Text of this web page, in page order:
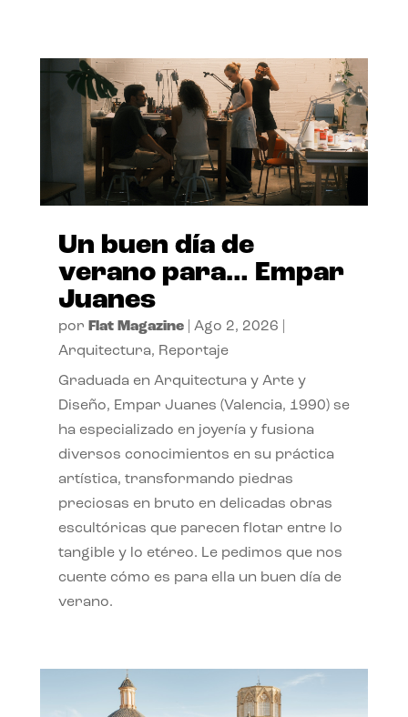
Un buen día de
verano para… Empar
Juanes
por Flat Magazine| Ago 2, 2026
Arquitectura, Reportaje
Graduada en Arquitectura y Arte y
Diseño, Empar Juanes (Valencia, 1990) se
ha especializado en joyería y fusiona
diversos conocimientos en su práctica
artística, transformando piedras
preciosas en bruto en delicadas obras
escultóricas que parecen flotar entre lo
tangible y lo etéreo. Le pedimos que nos
cuente cómo es para ella un buen día de
verano.